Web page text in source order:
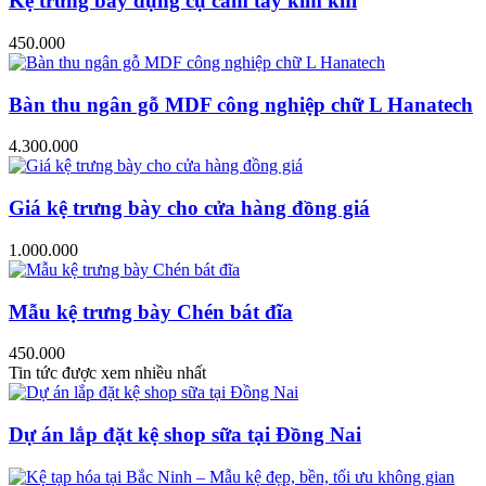
450.000
Bàn thu ngân gỗ MDF công nghiệp chữ L Hanatech
4.300.000
Giá kệ trưng bày cho cửa hàng đồng giá
1.000.000
Mẫu kệ trưng bày Chén bát đĩa
450.000
Tin tức được xem nhiều nhất
Dự án lắp đặt kệ shop sữa tại Đồng Nai